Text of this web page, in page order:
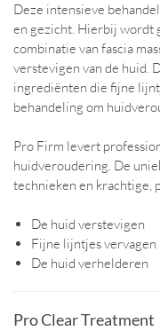
Deze intensieve
en gezicht. Hierbij wordt
combinatie van fascia
verstevigen van de huid.
ingrediënten die fijne
behandeling om
Pro Firm levert
huidveroudering. De
technieken en krachtige,
De huid verstevigen
Fijne lijntjes vervagen
De huid verhelderen
Pro Clear Treatment